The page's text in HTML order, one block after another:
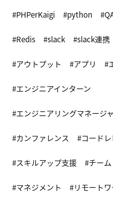
PHPerKaigi python
Redis slack slack連携
アウトプット アプリ
エンジニアインターン
エンジニアリングマネージ
カンファレンス コード
スキルアップ支援 チーム
マネジメント リモート